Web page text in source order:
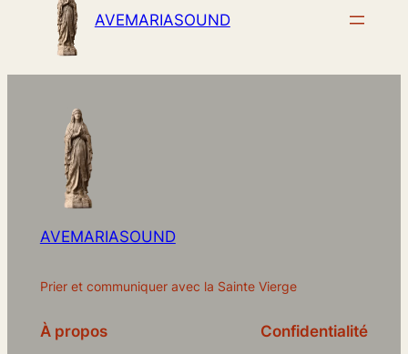
AVEMARIASOUND
AVEMARIASOUND
Prier et communiquer avec la Sainte Vierge
À propos Confidentialité